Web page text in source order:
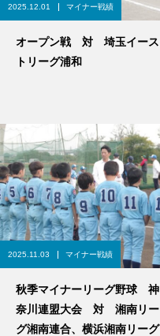
2025.12.01 マイナー戦績
オープン戦 対 埼玉イース
トリーグ浦和
2025.11.03 マイナー戦績
秋季マイナーリーグ野球 神
奈川連盟大会 対 湘南リー
グ湘南連合、横浜湘南リーグ